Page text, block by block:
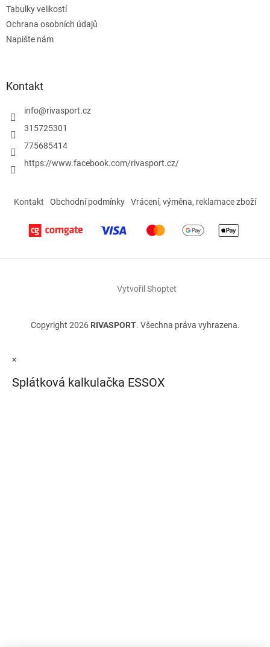
Tabulky velikostí
Ochrana osobních údajů
Napište nám
Kontakt
info@rivasport.cz
315725301
775685414
https://www.facebook.com/rivasport.cz/
Kontakt Obchodní podmínky Vrácení, výměna, reklamace zboží
Vytvořil Shoptet
Copyright 2026 RIVASPORT. Všechna práva vyhrazena.
×
Splátková kalkulačka ESSOX